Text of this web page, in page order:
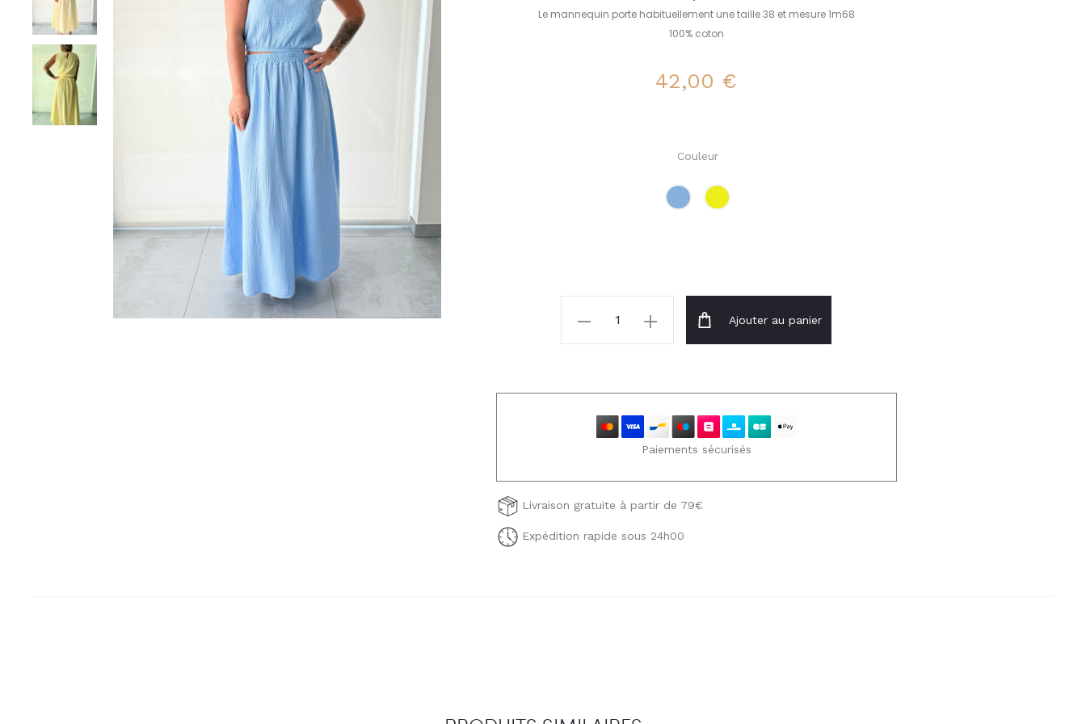
Le mannequin porte habituellement une taille 38 et mesure 1m68
100% coton
42,00 €
Couleur
Ajouter au panier
Paiements sécurisés
Livraison gratuite à partir de 79€
Expédition rapide sous 24h00